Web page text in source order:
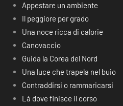
Appestare un ambiente
Il peggiore per grado
Una noce ricca di calorie
Canovaccio
Guida la Corea del Nord
Una luce che trapela nel buio
Contraddirsi o rammaricarsi
Là dove finisce il corso